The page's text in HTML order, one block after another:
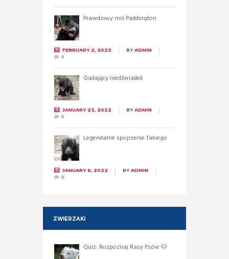
Prawdziwy miś Paddington
FEBRUARY 2, 2022 BYADMIN
0
Gadający niedźwiadek
JANUARY 23, 2022 BYADMIN
0
Legendarne spojrzenie Takiego
JANUARY 6, 2022 BYADMIN
0
ZWIERZAKI
Quiz: Rozpoznaj Rasy Psów 🐶